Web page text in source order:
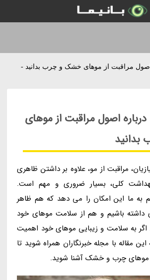
اصول مراقبت از موهای خشک و چرب بدانید -
اصول مراقبت از موهای
مراقبت از مو، علاوه بر داشتن ظاهری
بهداشت کلی، بسیار ضروری و مهم است.
به ما این امکان را می دهد که هم ظاهر
داشته باشیم و هم از سلامت موهای خود
اگر به سلامت و زیبایی موهای خود اهمیت
مقاله با مجله خبرنگاران همراه شوید تا
موهای چرب و خشک آشنا شوید.